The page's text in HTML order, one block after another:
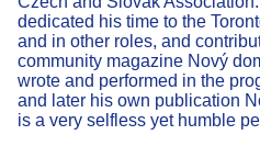
dedicated his time to the
and in other roles, and
community magazine Nový
wrote and performed in the
and later his own publication
is a very selfless yet humble